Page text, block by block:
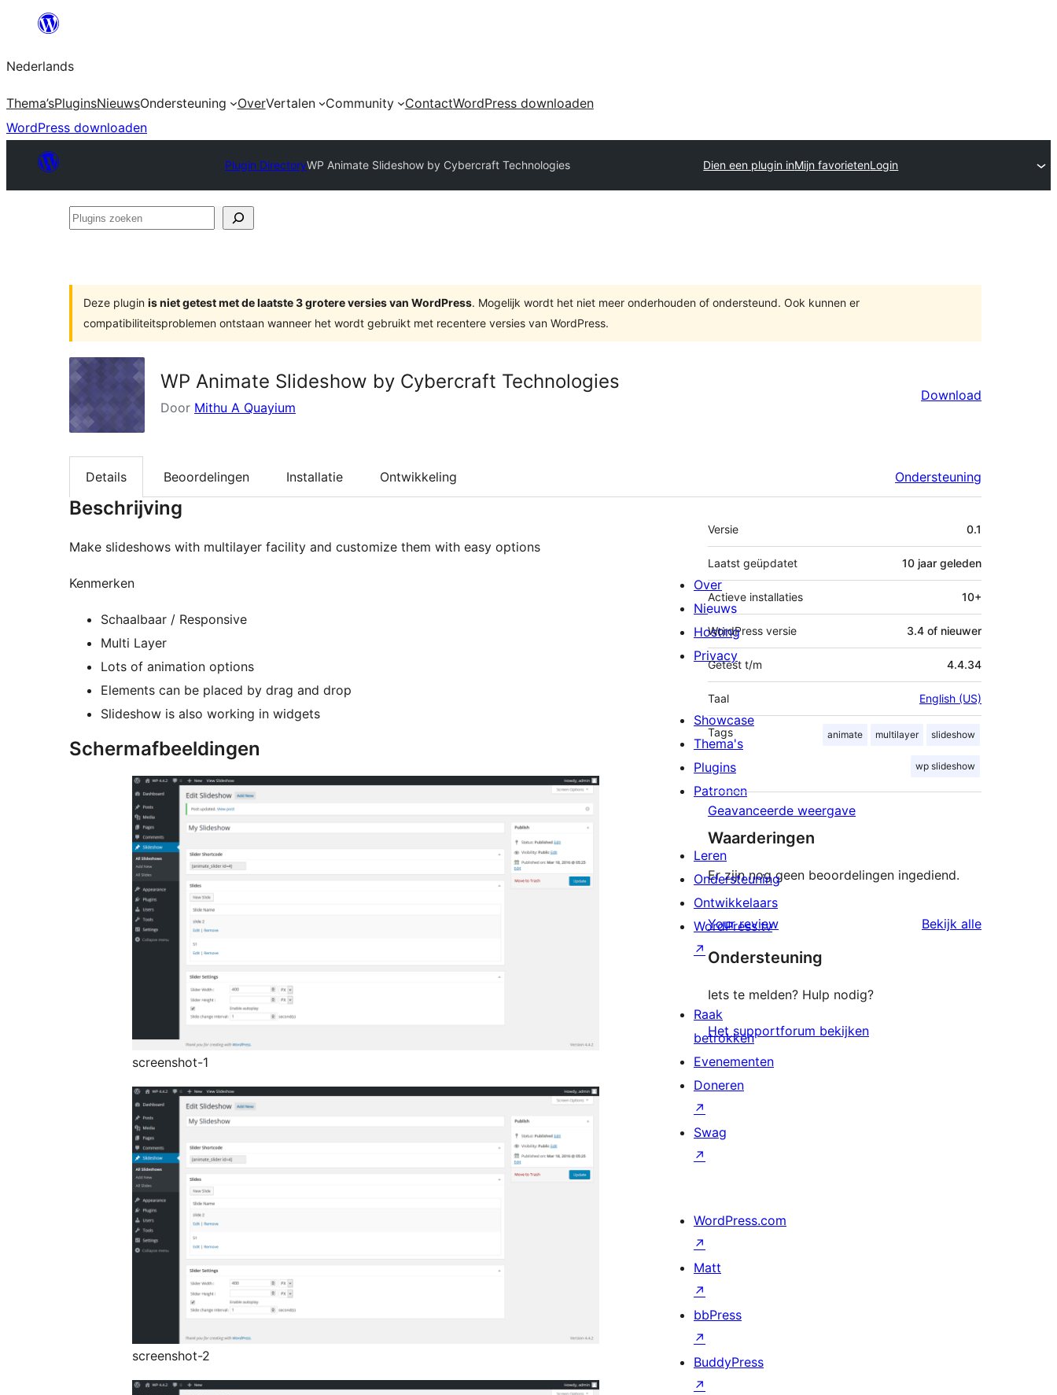
de
inhoud
Nederlands
Thema’sPluginsNieuwsOndersteuning OverVertalen Community ContactWordPress downloaden
WordPress downloaden
Plugin DirectoryWP Animate Slideshow by Cybercraft Technologies Dien een plugin inMijn favorietenLogin
Plugins
Deze plugin is niet getest met de laatste 3 grotere versies van WordPress. Mogelijk wordt het niet meer onderhouden of ondersteund. Ook kunnen er
compatibiliteitsproblemen ontstaan wanneer het wordt gebruikt met recentere versies van WordPress.
WP Animate Slideshow by Cybercraft Technologies
Door Mithu A Quayium
Download
Details Beoordelingen Installatie Ontwikkeling Ondersteuning
Beschrijving
Make slideshows with multilayer facility and customize them with easy options
Kenmerken
Schaalbaar / Responsive
Multi Layer
Lots of animation options
Elements can be placed by drag and drop
Slideshow is also working in widgets
Schermafbeeldingen
screenshot-1
screenshot-2
Meta
Versie 0.1
Laatst geüpdatet 10 jaar geleden
Actieve installaties 10+
WordPress versie 3.4 of nieuwer
Getest t/m 4.4.34
Taal English (US)
Tags animate multilayer slideshow
wp slideshow
Geavanceerde weergave
Waarderingen
Er zijn nog geen beoordelingen ingediend.
Your review Bekijk alle
Ondersteuning
Iets te melden? Hulp nodig?
Het supportforum bekijken
Over
Nieuws
Hosting
Privacy
Showcase
Thema's
Plugins
Patronen
Leren
Ondersteuning
Ontwikkelaars
WordPress.tv
↗
Raak
betrokken
Evenementen
Doneren
↗
Swag
↗
WordPress.com
↗
Matt
↗
bbPress
↗
BuddyPress
↗